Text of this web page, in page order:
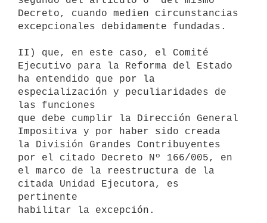
Decreto, cuando medien circunstancias
excepcionales debidamente fundadas.
II) que, en este caso, el Comité
Ejecutivo para la Reforma del Estado
ha entendido que por la
especialización y peculiaridades de
las funciones
que debe cumplir la Dirección General
Impositiva y por haber sido creada
la División Grandes Contribuyentes
por el citado Decreto Nº 166/005, en
el marco de la reestructura de la
citada Unidad Ejecutora, es
pertinente
habilitar la excepción.